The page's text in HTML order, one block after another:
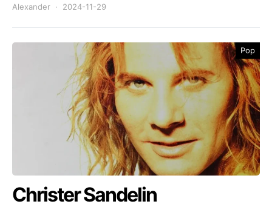
Alexander 2024-11-29
Pop
Christer Sandelin